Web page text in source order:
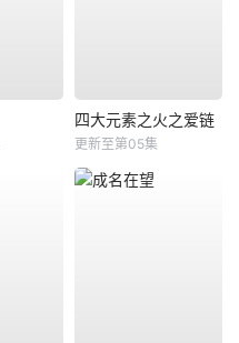
四大元素之火之爱链
更新至第05集